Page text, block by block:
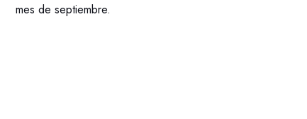
mes de septiembre.